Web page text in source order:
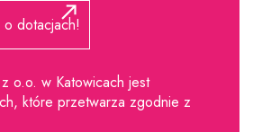
o.o. w Katowicach jest
które przetwarza zgodnie z